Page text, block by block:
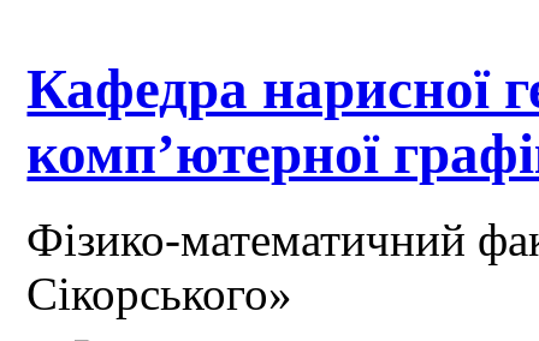
Кафедра нарисної
комп’ютерної
Фізико-математичний
Сікорського»